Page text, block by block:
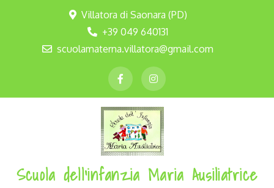
Villatora di Saonara (PD)
+39 049 640131
scuolamaterna.villatora@gmail.com
Scuola dell'infanzia Maria Ausiliatrice